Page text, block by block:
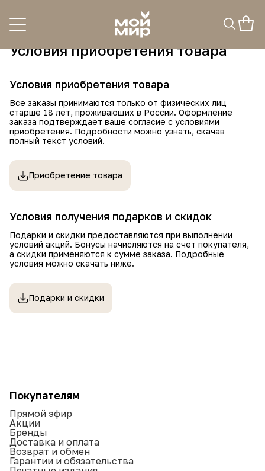
О нас Доставка и оплата Гарантии и
Условия приобретения товара
Условия приобретения товара
Все заказы принимаются только от физических лиц
старше 18 лет, проживающих в России. Оформление
заказа подтверждает ваше согласие с условиями
приобретения. Подробности можно узнать, скачав
полный текст условий.
Приобретение товара
Условия получения подарков и скидок
Подарки и скидки предоставляются при выполнении
условий акций. Бонусы начисляются на счет покупателя,
а скидки применяются к сумме заказа. Подробные
условия можно скачать ниже.
Подарки и скидки
Покупателям
Прямой эфир
Акции
Бренды
Доставка и оплата
Возврат и обмен
Гарантии и обязательства